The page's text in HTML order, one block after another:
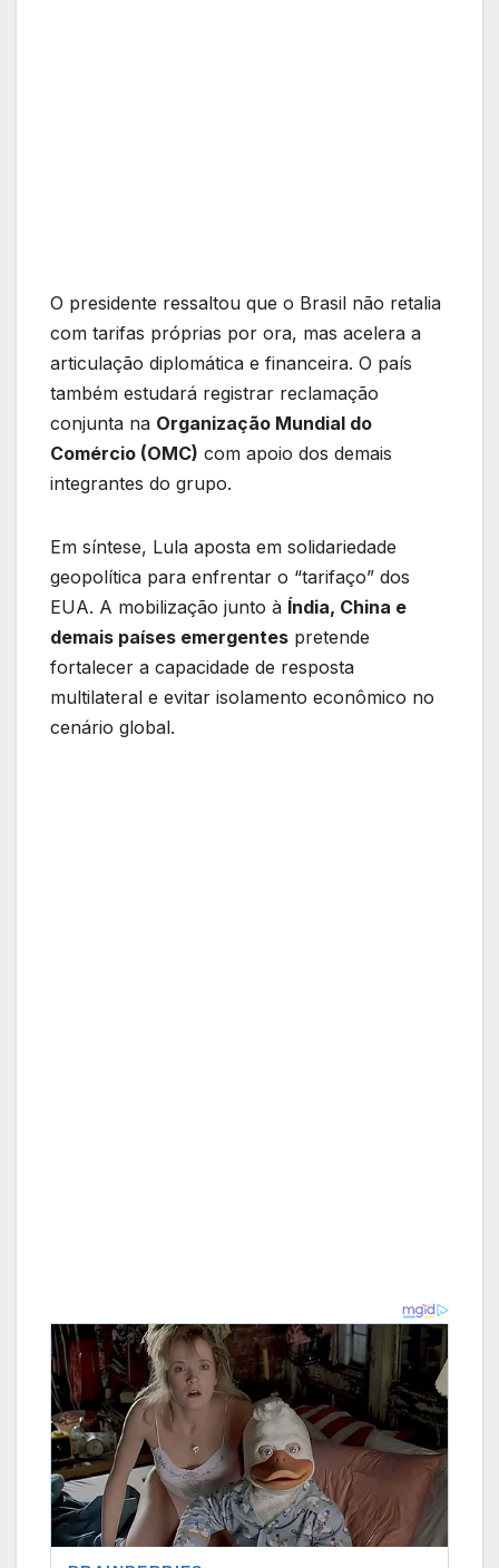
O presidente ressaltou que o Brasil não retalia
com tarifas próprias por ora, mas acelera a
articulação diplomática e financeira. O país
também estudará registrar reclamação
conjunta na Organização Mundial do
Comércio (OMC) com apoio dos demais
integrantes do grupo.
Em síntese, Lula aposta em solidariedade
geopolítica para enfrentar o “tarifaço” dos
EUA. A mobilização junto à Índia, China e
demais países emergentes pretende
fortalecer a capacidade de resposta
multilateral e evitar isolamento econômico no
cenário global.